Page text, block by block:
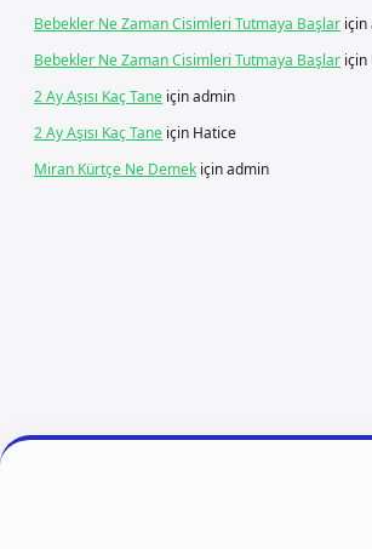
Bebekler Ne Zaman Cisimleri Tutmaya Başlar için
Bebekler Ne Zaman Cisimleri Tutmaya Başlar için
2 Ay Aşısı Kaç Tane içinadmin
2 Ay Aşısı Kaç Tane için Hatice
Miran Kürtçe Ne Demek içinadmin
ilbet girişvdcasino girişbetexper